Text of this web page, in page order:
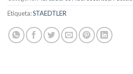
Etiqueta:STAEDTLER